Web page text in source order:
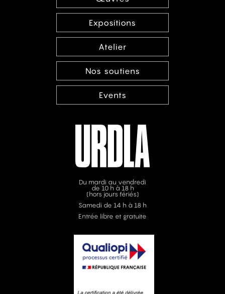
Expositions
Atelier
Nos soutiens
Events
Du mardi au vendredi
de 10 h à 18 h
(hors jours fériés)
Samedi de 14 h à 18 h
Entrée libre et gratuite